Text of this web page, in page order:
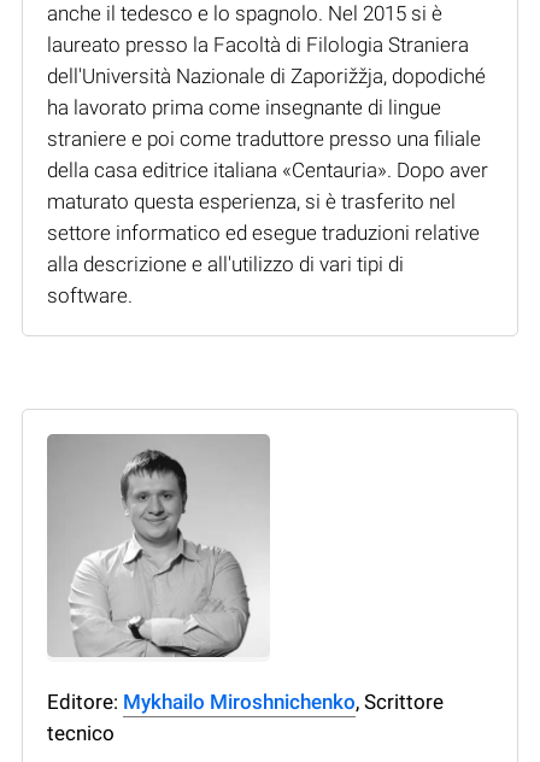
anche il tedesco e lo spagnolo. Nel 2015 si è
laureato presso la Facoltà di Filologia Straniera
dell'Università Nazionale di Zaporižžja, dopodiché
ha lavorato prima come insegnante di lingue
straniere e poi come traduttore presso una filiale
della casa editrice italiana «Centauria». Dopo aver
maturato questa esperienza, si è trasferito nel
settore informatico ed esegue traduzioni relative
alla descrizione e all'utilizzo di vari tipi di
software.
Editore: Mykhailo Miroshnichenko, Scrittore
tecnico